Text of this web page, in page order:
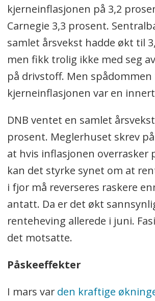
kjerneinflasjonen på 3,2
Carnegie 3,3 prosent.
samlet årsvekst hadde økt til
men fikk trolig ikke med seg
på drivstoff. Men
kjerneinflasjonen var en
DNB ventet en samlet
prosent. Meglerhuset skrev
at hvis inflasjonen overrasker
kan det styrke synet om at
i fjor må reverseres raskere
antatt. Da er det økt
renteheving allerede i juni.
det motsatte.
Påskeeffekter
I mars var den kraftige